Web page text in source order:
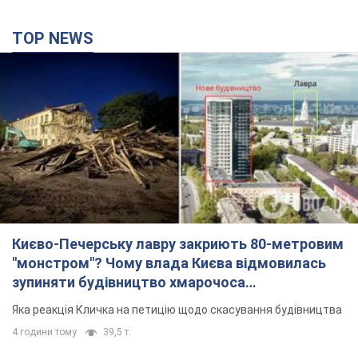
TOP NEWS
Києво-Печерську лавру закриють 80-метровим
"монстром"? Чому влада Києва відмовилась
зупиняти будівництво хмарочоса
"московського вірянина"
Яка реакція Кличка на петицію щодо скасування будівництва
4 години тому 39,5 т.